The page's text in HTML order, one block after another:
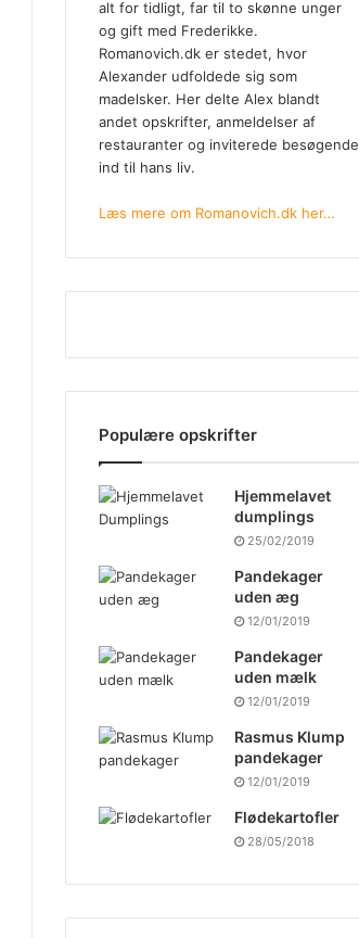
alt for tidligt, far til to skønne unger
og gift med Frederikke.
Romanovich.dk er stedet, hvor
Alexander udfoldede sig som
madelsker. Her delte Alex blandt
andet opskrifter, anmeldelser af
restauranter og inviterede besøgende
ind til hans liv.
Læs mere om Romanovich.dk her…
Populære opskrifter
Hjemmelavet
dumplings
25/02/2019
Pandekager
uden æg
12/01/2019
Pandekager
uden mælk
12/01/2019
Rasmus Klump
pandekager
12/01/2019
Flødekartofler
28/05/2018